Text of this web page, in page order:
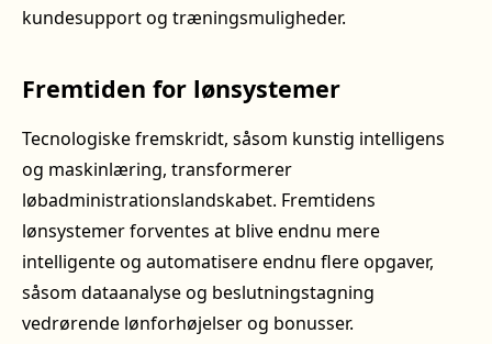
kundesupport og træningsmuligheder.
Fremtiden for lønsystemer
Tecnologiske fremskridt, såsom kunstig intelligens
og maskinlæring, transformerer
løbadministrationslandskabet. Fremtidens
lønsystemer forventes at blive endnu mere
intelligente og automatisere endnu flere opgaver,
såsom dataanalyse og beslutningstagning
vedrørende lønforhøjelser og bonusser.